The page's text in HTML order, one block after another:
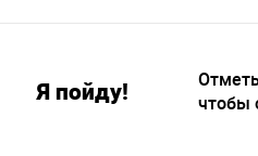
Я пойду!
чтобы